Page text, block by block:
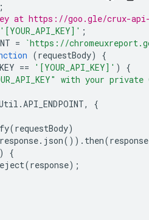
at https://goo.gle/crux-
'[YOUR_API_KEY]' ;
=
`https://
(requestBody)
{
== '[YOUR_API_KEY]' )
{
with your
.API_ENDPOINT,
{
(requestBody)
response. json()). then(response
)
{
(response);